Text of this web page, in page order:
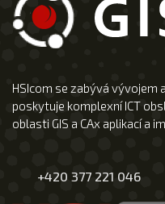
HSIcom se zabývá vývojem
poskytuje komplexní ICT
oblasti GIS a CAx aplikací a
+420 377 221 046